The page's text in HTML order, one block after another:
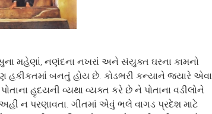
મહેણાં, નણંદના નખરાં અને સંયુક્ત ઘરના કામનો
હકીકતમાં બનતું હોય છે. કોડભરી કન્યાને જ્યારે એવા
હૃદયની વ્યથા વ્યક્ત કરે છે ને પોતાના વડીલોને
અહીં ન પરણાવતા. ગીતમાં એવું ભલે વાગડ પ્રદેશ માટે